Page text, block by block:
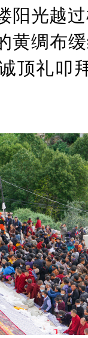
阳光越
黄绸布
顶礼叩